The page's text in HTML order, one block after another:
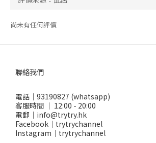
尚未有任何評價
聯絡我們
電話｜93190827 (whatsapp)
客服時間 ｜ 12:00 - 20:00
電郵｜info@trytry.hk
Facebook｜trytrychannel
Instagram｜trytrychannel